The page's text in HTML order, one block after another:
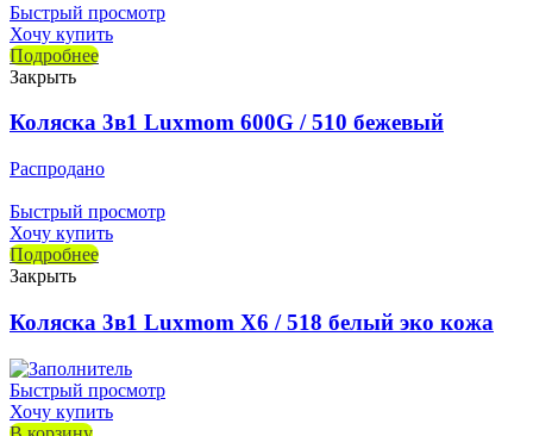
Быстрый просмотр
Хочу купить
Подробнее
Закрыть
Коляска 3в1 Luxmom 600G / 510 бежевый
Распродано
Быстрый просмотр
Хочу купить
Подробнее
Закрыть
Коляска 3в1 Luxmom X6 / 518 белый эко кожа
Быстрый просмотр
Хочу купить